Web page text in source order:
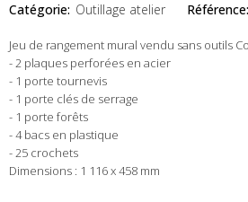
Catégorie: Outillage atelier Référence:
Jeu de rangement mural vendu sans outils
- 2 plaques perforées en acier
- 1 porte tournevis
- 1 porte clés de serrage
- 1 porte forêts
- 4 bacs en plastique
- 25 crochets
Dimensions : 1 116 x 458 mm